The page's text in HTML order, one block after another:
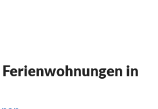
in